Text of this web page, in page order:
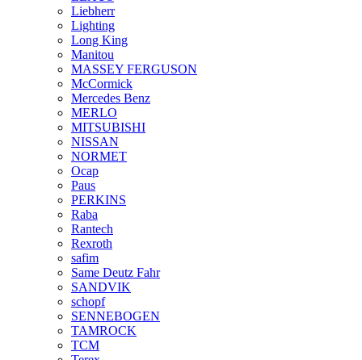
Liebherr
Lighting
Long King
Manitou
MASSEY FERGUSON
McCormick
Mercedes Benz
MERLO
MITSUBISHI
NISSAN
NORMET
Ocap
Paus
PERKINS
Raba
Rantech
Rexroth
safim
Same Deutz Fahr
SANDVIK
schopf
SENNEBOGEN
TAMROCK
TCM